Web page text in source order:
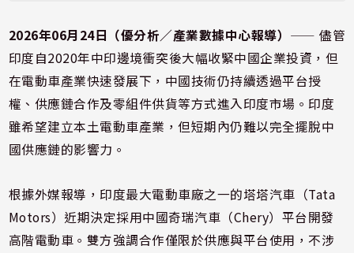
2026年06月24日（優分析／產業數據中心報導） ⸺ 儘管
印度自2020年中印邊境衝突後大幅收緊中國企業投資，但
在電動車產業快速發展下，中國技術仍持續透過平台授
權、供應鏈合作及零組件供貨等方式進入印度市場。印度
雖希望建立本土電動車產業，但短期內仍難以完全擺脫中
國供應鏈的影響力。
根據外媒報導，印度最大電動車廠之一的塔塔汽車（Tata
Motors）近期決定採用中國奇瑞汽車（Chery）平台開發
高階電動車。雙方強調合作僅限於供應與平台使用，不涉